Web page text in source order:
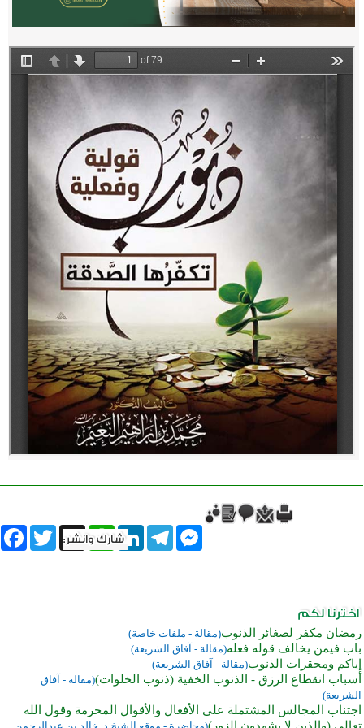
Twitter X
WhatsAppLinkedInTelegram
Messenger
رمضان مكفر لصغائر الذنوب(مقالة - ملفات خاصة)
باب فيمن يخالف قوله فعله(مقالة - آفاق الشريعة)
إياكم ومحقرات الذنوب(مقالة - آفاق الشريعة)
أسباب انقطاع الرزق - الذنوب الخفية (ذنوب الخلوات)(مقالة - آفاق
الشريعة)
اجتناب المجالس المشتملة على الأفعال والأقوال المحرمة وقول الله